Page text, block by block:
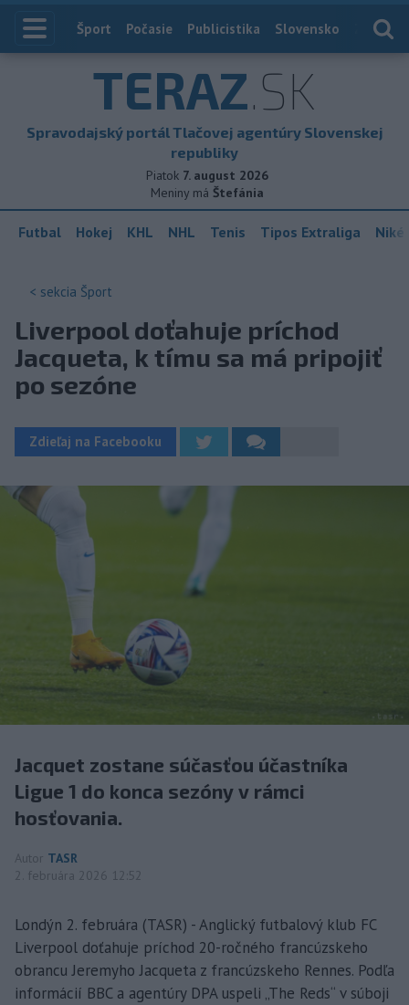
Index
Šport Počasie Publicistika Slovensko
TERAZ.SK
Spravodajský portál Tlačovej agentúry Slovenskej
republiky
Piatok 7. august 2026
Meniny má Štefánia
Futbal Hokej KHL NHL Tenis Tipos Extraliga
< sekcia Šport
Liverpool doťahuje príchod
Jacqueta, k tímu sa má pripojiť
po sezóne
Zdieľaj na Facebooku
Jacquet zostane súčasťou účastníka
Ligue 1 do konca sezóny v rámci
hosťovania.
Autor TASR
2. februára 2026 12:52
Londýn 2. februára (TASR) - Anglický futbalový klub FC
Liverpool doťahuje príchod 20-ročného francúzskeho
obrancu Jeremyho Jacqueta z francúzskeho Rennes. Podľa
informácií BBC a agentúry DPA uspeli „The Reds“ v súboji